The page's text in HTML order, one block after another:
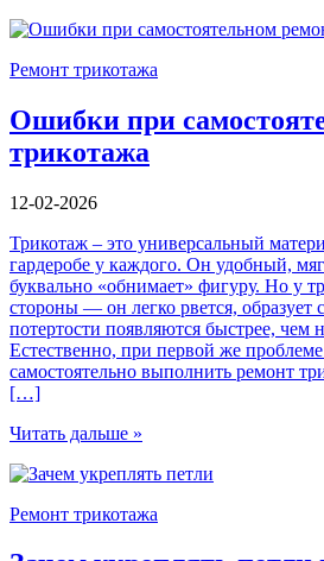
Ремонт трикотажа
Ошибки при
трикотажа
12-02-2026
Трикотаж – это универсальный
гардеробе у каждого. Он удобный,
буквально «обнимает» фигуру. Но у
стороны — он легко рвется, образует
потертости появляются быстрее, чем
Естественно, при первой же
самостоятельно выполнить ремонт
[…]
Читать дальше »
Ремонт трикотажа